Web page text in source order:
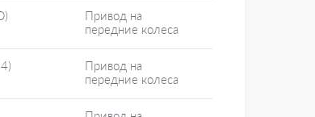
Привод на
передние колеса
Привод на
передние колеса